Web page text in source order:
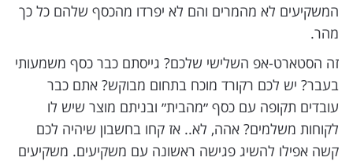
המשקיעים לא מהמרים והם לא יפרדו מהכסף שלהם כל כך
מהר.
זה הסטארט-אפ השלישי שלכם? גייסתם כבר כסף משמעותי
בעבר? יש לכם רקורד מוכח בתחום מבוקש? אתם כבר
עובדים תקופה עם כסף ״מהבית״ ובניתם מוצר שיש לו
לקוחות משלמים? אהה, לא.. אז קחו בחשבון שיהיה לכם
קשה אפילו להשיג פגישה ראשונה עם משקיעים. משקיעים